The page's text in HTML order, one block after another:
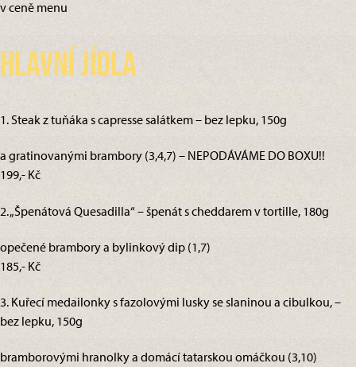
v ceně menu
Hlavní jídla
1. Steak z tuňáka s capresse salátkem – bez lepku, 150g
a gratinovanými brambory (3,4,7) – NEPODÁVÁME DO BOXU!!
199,- Kč
2. „Špenátová Quesadilla“ – špenát s cheddarem v tortille, 180g
opečené brambory a bylinkový dip (1,7)
185,- Kč
3. Kuřecí medailonky s fazolovými lusky se slaninou a cibulkou, –
bez lepku, 150g
bramborovými hranolky a domácí tatarskou omáčkou (3,10)